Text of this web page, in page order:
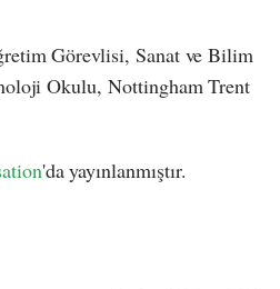
Görevlisi, Sanat ve Bilim
Okulu, Nottingham Trent
'da yayınlanmıştır.